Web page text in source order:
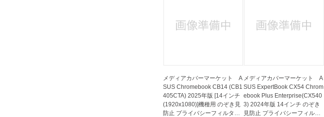
メディアカバーマーケット A
SUS Chromebook CB14 (CB1
405CTA) 2025年版 [14インチ
(1920x1080)]機種用 のぞき見
防止 プライバシーフィルター
メディアカバーマーケット A
SUS ExpertBook CX54 Chrom
ebook Plus Enterprise(CX540
3) 2024年版 14インチ のぞき
見防止 プライバシーフィルタ